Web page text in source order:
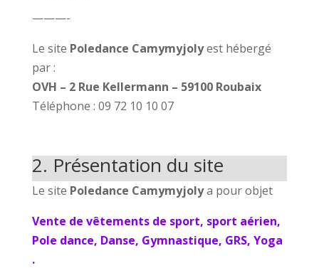
———-
Le site Poledance Camymyjolyest hébergé
par :
OVH – 2 Rue Kellermann – 59100 Roubaix
Téléphone : 09 72 10 10 07
2. Présentation du site
Le site Poledance Camymyjolya pour objet
Vente de vêtements de sport, sport aérien,
Pole dance, Danse, Gymnastique, GRS, Yoga
.